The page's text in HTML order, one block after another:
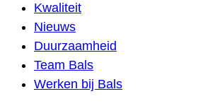
Kwaliteit
Nieuws
Duurzaamheid
Team Bals
Werken bij Bals